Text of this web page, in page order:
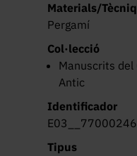
Materials/
Pergamí
Col·lecció
Manuscrits del
Antic
Identificador
Tipus